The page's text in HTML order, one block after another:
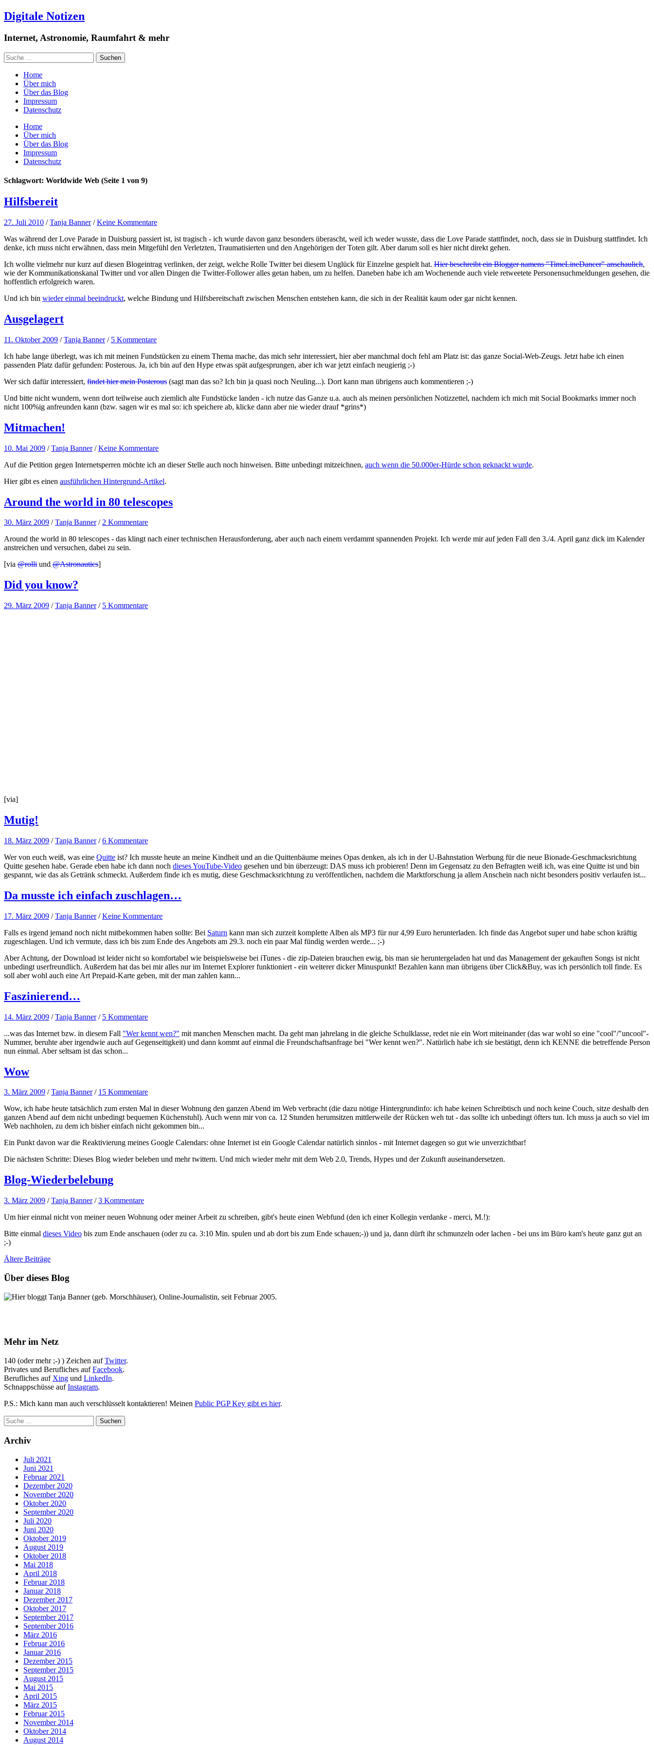
Digitale Notizen
Internet, Astronomie, Raumfahrt & mehr
Home
Über mich
Über das Blog
Impressum
Datenschutz
Home
Über mich
Über das Blog
Impressum
Datenschutz
Schlagwort: Worldwide Web (Seite 1 von 9)
Hilfsbereit
27. Juli 2010 /Tanja Banner /Keine Kommentare
Was während der Love Parade in Duisburg passiert ist, ist tragisch - ich wurde davon ganz besonders überascht, weil ich weder wusste, dass die Love Parade stattfindet, noch, dass sie in Duisburg stattfindet. Ich
denke, ich muss nicht erwähnen, dass mein Mitgefühl den Verletzten, Traumatisierten und den Angehörigen der Toten gilt. Aber darum soll es hier nicht direkt gehen.
Ich wollte vielmehr nur kurz auf diesen Blogeintrag verlinken, der zeigt, welche Rolle Twitter bei diesem Unglück für Einzelne gespielt hat. Hier beschreibt ein Blogger namens "TimeLineDancer" anschaulich,
wie der Kommunikationskanal Twitter und vor allen Dingen die Twitter-Follower alles getan haben, um zu helfen. Daneben habe ich am Wochenende auch viele retweetete Personensuchmeldungen gesehen, die
hoffentlich erfolgreich waren.
Und ich bin wieder einmal beeindruckt, welche Bindung und Hilfsbereitschaft zwischen Menschen entstehen kann, die sich in der Realität kaum oder gar nicht kennen.
Ausgelagert
11. Oktober 2009 /Tanja Banner / 5 Kommentare
Ich habe lange überlegt, was ich mit meinen Fundstücken zu einem Thema mache, das mich sehr interessiert, hier aber manchmal doch fehl am Platz ist: das ganze Social-Web-Zeugs. Jetzt habe ich einen
passenden Platz dafür gefunden: Posterous. Ja, ich bin auf den Hype etwas spät aufgesprungen, aber ich war jetzt einfach neugierig ;-)
Wer sich dafür interessiert, findet hier mein Posterous (sagt man das so? Ich bin ja quasi noch Neuling...). Dort kann man übrigens auch kommentieren ;-)
Und bitte nicht wundern, wenn dort teilweise auch ziemlich alte Fundstücke landen - ich nutze das Ganze u.a. auch als meinen persönlichen Notizzettel, nachdem ich mich mit Social Bookmarks immer noch
nicht 100%ig anfreunden kann (bzw. sagen wir es mal so: ich speichere ab, klicke dann aber nie wieder drauf *grins*)
Mitmachen!
10. Mai 2009 /Tanja Banner /Keine Kommentare
Auf die Petition gegen Internetsperren möchte ich an dieser Stelle auch noch hinweisen. Bitte unbedingt mitzeichnen, auch wenn die 50.000er-Hürde schon geknackt wurde.
Hier gibt es einen ausführlichen Hintergrund-Artikel.
Around the world in 80 telescopes
30. März 2009 /Tanja Banner /2 Kommentare
Around the world in 80 telescopes - das klingt nach einer technischen Herausforderung, aber auch nach einem verdammt spannenden Projekt. Ich werde mir auf jeden Fall den 3./4. April ganz dick im Kalender
anstreichen und versuchen, dabei zu sein.
[via @rolli und @Astronautics]
Did you know?
29. März 2009 /Tanja Banner / 5 Kommentare
[via]
Mutig!
18. März 2009 /Tanja Banner /6 Kommentare
Wer von euch weiß, was eine Quitte ist? Ich musste heute an meine Kindheit und an die Quittenbäume meines Opas denken, als ich in der U-Bahnstation Werbung für die neue Bionade-Geschmacksrichtung
Quitte gesehen habe. Gerade eben habe ich dann noch dieses YouTube-Video gesehen und bin überzeugt: DAS muss ich probieren! Denn im Gegensatz zu den Befragten weiß ich, was eine Quitte ist und bin
gespannt, wie das als Getränk schmeckt. Außerdem finde ich es mutig, diese Geschmacksrichtung zu veröffentlichen, nachdem die Marktforschung ja allem Anschein nach nicht besonders positiv verlaufen ist...
Da musste ich einfach zuschlagen…
17. März 2009 /Tanja Banner /Keine Kommentare
Falls es irgend jemand noch nicht mitbekommen haben sollte: Bei Saturn kann man sich zurzeit komplette Alben als MP3 für nur 4,99 Euro herunterladen. Ich finde das Angebot super und habe schon kräftig
zugeschlagen. Und ich vermute, dass ich bis zum Ende des Angebots am 29.3. noch ein paar Mal fündig werden werde... ;-)
Aber Achtung, der Download ist leider nicht so komfortabel wie beispielsweise bei iTunes - die zip-Dateien brauchen ewig, bis man sie heruntergeladen hat und das Management der gekauften Songs ist nicht
unbedingt userfreundlich. Außerdem hat das bei mir alles nur im Internet Explorer funktioniert - ein weiterer dicker Minuspunkt! Bezahlen kann man übrigens über Click&Buy, was ich persönlich toll finde. Es
soll aber wohl auch eine Art Prepaid-Karte geben, mit der man zahlen kann...
Faszinierend…
14. März 2009 /Tanja Banner / 5 Kommentare
...was das Internet bzw. in diesem Fall "Wer kennt wen?" mit manchen Menschen macht. Da geht man jahrelang in die gleiche Schulklasse, redet nie ein Wort miteinander (das war wohl so eine "cool"/"uncool"-
Nummer, beruhte aber irgendwie auch auf Gegenseitigkeit) und dann kommt auf einmal die Freundschaftsanfrage bei "Wer kennt wen?". Natürlich habe ich sie bestätigt, denn ich KENNE die betreffende Person
nun einmal. Aber seltsam ist das schon...
Wow
3. März 2009 /Tanja Banner / 15 Kommentare
Wow, ich habe heute tatsächlich zum ersten Mal in dieser Wohnung den ganzen Abend im Web verbracht (die dazu nötige Hintergrundinfo: ich habe keinen Schreibtisch und noch keine Couch, sitze deshalb den
ganzen Abend auf dem nicht unbedingt bequemen Küchenstuhl). Auch wenn mir von ca. 12 Stunden herumsitzen mittlerweile der Rücken weh tut - das sollte ich unbedingt öfters tun. Ich muss ja auch so viel im
Web nachholen, zu dem ich bisher einfach nicht gekommen bin...
Ein Punkt davon war die Reaktivierung meines Google Calendars: ohne Internet ist ein Google Calendar natürlich sinnlos - mit Internet dagegen so gut wie unverzichtbar!
Die nächsten Schritte: Dieses Blog wieder beleben und mehr twittern. Und mich wieder mehr mit dem Web 2.0, Trends, Hypes und der Zukunft auseinandersetzen.
Blog-Wiederbelebung
3. März 2009 /Tanja Banner /3 Kommentare
Um hier einmal nicht von meiner neuen Wohnung oder meiner Arbeit zu schreiben, gibt's heute einen Webfund (den ich einer Kollegin verdanke - merci, M.!):
Bitte einmal dieses Video bis zum Ende anschauen (oder zu ca. 3:10 Min. spulen und ab dort bis zum Ende schauen;-)) und ja, dann dürft ihr schmunzeln oder lachen - bei uns im Büro kam's heute ganz gut an
;-)
Ältere Beiträge
Über dieses Blog
Hier bloggt Tanja Banner (geb. Morschhäuser), Online-Journalistin, seit Februar 2005.
Mehr im Netz
140 (oder mehr ;-) ) Zeichen aufTwitter.
Privates und Berufliches aufFacebook.
Berufliches auf Xing und LinkedIn.
Schnappschüsse aufInstagram.
P.S.: Mich kann man auch verschlüsselt kontaktieren! Meinen Public PGP Key gibt es hier.
Archiv
Juli 2021
Juni 2021
Februar 2021
Dezember 2020
November 2020
Oktober 2020
September 2020
Juli 2020
Juni 2020
Oktober 2019
August 2019
Oktober 2018
Mai 2018
April 2018
Februar 2018
Januar 2018
Dezember 2017
Oktober 2017
September 2017
September 2016
März 2016
Februar 2016
Januar 2016
Dezember 2015
September 2015
August 2015
Mai 2015
April 2015
März 2015
Februar 2015
November 2014
Oktober 2014
August 2014